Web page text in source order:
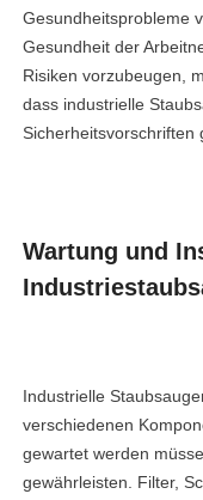
Gesundheitsprobleme
Gesundheit der
Risiken vorzubeugen,
dass industrielle
Sicherheitsvorschriften
Wartung und
Industrielle
verschiedenen
gewartet werden
gewährleisten. Filter,